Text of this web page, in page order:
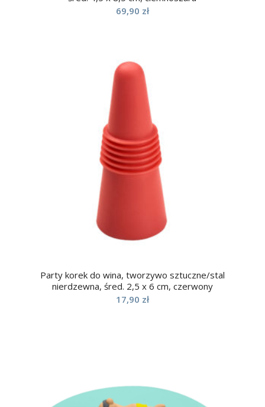
69,90 zł
Party korek do wina, tworzywo sztuczne/stal
nierdzewna, śred. 2,5 x 6 cm, czerwony
17,90 zł